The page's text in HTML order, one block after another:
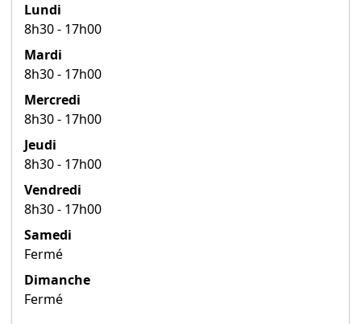
Lundi
8h30 - 17h00
Mardi
8h30 - 17h00
Mercredi
8h30 - 17h00
Jeudi
8h30 - 17h00
Vendredi
8h30 - 17h00
Samedi
Fermé
Dimanche
Fermé